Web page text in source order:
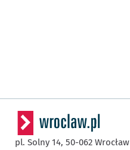
pl. Solny 14, 50-062 Wrocław